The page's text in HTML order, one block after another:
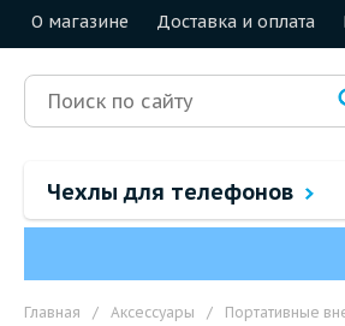
О магазине Доставка и оплата
Чехлы для телефонов
Главная / Аксессуары / Портативные